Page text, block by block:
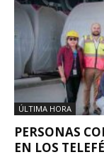
ÚLTIMA HORA
PERSONAS
EN LOS